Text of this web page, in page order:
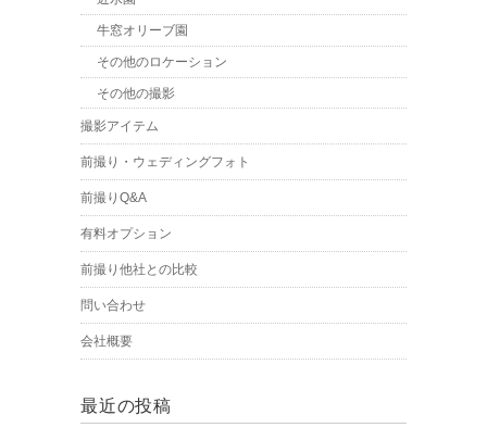
牛窓オリーブ園
その他のロケーション
その他の撮影
撮影アイテム
前撮り・ウェディングフォト
前撮りQ&A
有料オプション
前撮り他社との比較
問い合わせ
会社概要
最近の投稿